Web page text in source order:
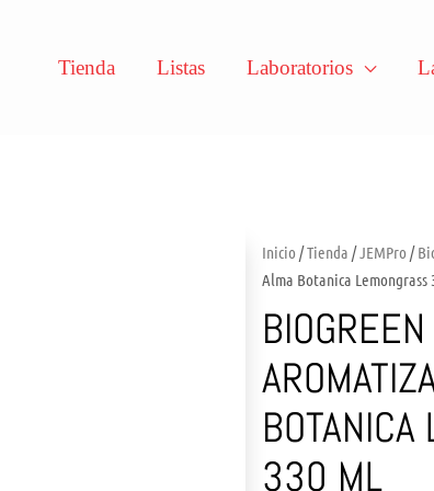
Tienda Listas Laboratorios
Inicio /Tienda /JEMPro /
Alma Botanica Lemongrass
BOTANICA
330 ML